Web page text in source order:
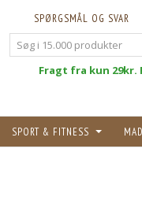
SPØRGSMÅL OG SVAR
Fragt fra kun 29kr.
SPORT & FITNESS